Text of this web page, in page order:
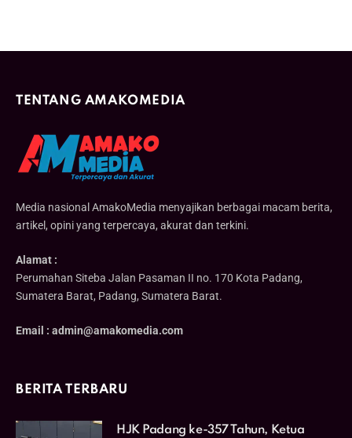
TENTANG AMAKOMEDIA
Media nasional AmakoMedia menyajikan berbagai macam berita,
artikel, opini yang terpercaya, akurat dan terkini.
Alamat :
Perumahan Siteba Jalan Pasaman II no. 170 Kota Padang,
Sumatera Barat, Padang, Sumatera Barat.
Email : admin@amakomedia.com
BERITA TERBARU
HJK Padang ke-357 Tahun, Ketua